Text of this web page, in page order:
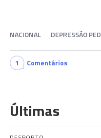
NACIONAL DEPRESSÃO
1 Comentários
Últimas